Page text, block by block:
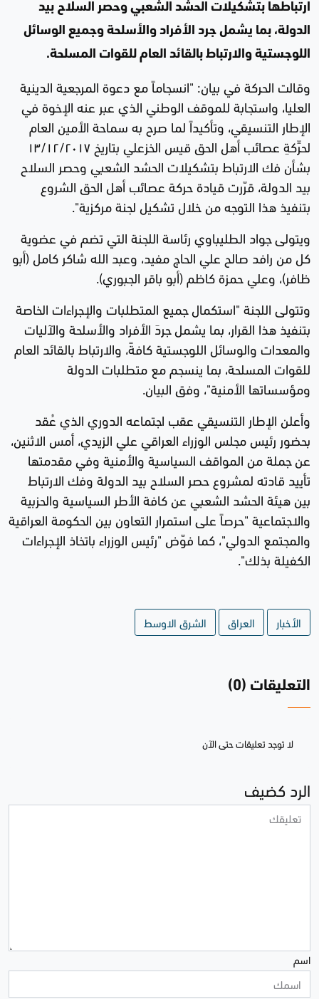
ارتباطها بتشكيلات الحشد الشعبي وحصر السلاح بيد
الدولة، بما يشمل جرد الأفراد والأسلحة وجميع الوسائل
اللوجستية والارتباط بالقائد العام للقوات المسلحة.
وقالت الحركة في بيان: "انسجاماً مع دعوة المرجعية الدينية
العليا، واستجابة للموقف الوطني الذي عبر عنه الإخوة في
الإطار التنسيقي، وتأكيداً لما صرح به سماحة الأمين العام
لحرِّكةِ عصائب أهل الحق قيس الخزعلي بتاريخ ١٣/١٢/٢٠١٧
بشأن فك الارتباط بتشكيلات الحشد الشعبي وحصر السلاح
بيد الدولة، قرّرت قيادة حركة عصائب أهل الحق الشروع
بتنفيذ هذا التوجه من خلال تشكيل لجنة مركزية".
ويتولى جواد الطليباوي رئاسة اللجنة التي تضم في عضوية
كل من رافد صالح علي الحاج مفيد، وعبد الله شاكر كامل (أبو
ظافر)، وعلي حمزة كاظم (أبو باقر الجبوري).
وتتولى اللجنة "استكمال جميع المتطلبات والإجراءات الخاصة
بتنفيذ هذا القرار، بما يشمل جردَ الأفراد والأسلحة والآليات
والمعدات والوسائل اللوجستية كافةً، والارتباط بالقائد العام
للقوات المسلحة، بما ينسجم مع متطلبات الدولة
ومؤسساتها الأمنية"، وفق البيان.
وأعلن الإطار التنسيقي عقب اجتماعه الدوري الذي عُقد
بحضور رئيس مجلس الوزراء العراقي علي الزيدي، أمس الاثنين،
عن جملة من المواقف السياسية والأمنية وفي مقدمتها
تأييد قادته لمشروع حصر السلاح بيد الدولة وفك الارتباط
بين هيئة الحشد الشعبي عن كافة الأطر السياسية والحزبية
والاجتماعية "حرصاً على استمرار التعاون بين الحكومة العراقية
والمجتمع الدولي"، كما فوّض "رئيس الوزراء باتخاذ الإجراءات
الكفيلة بذلك".
الأخبار العراق الشرق الاوسط
التعليقات (0)
لا توجد تعليقات حتى الآن
الرد كضيف
اسم